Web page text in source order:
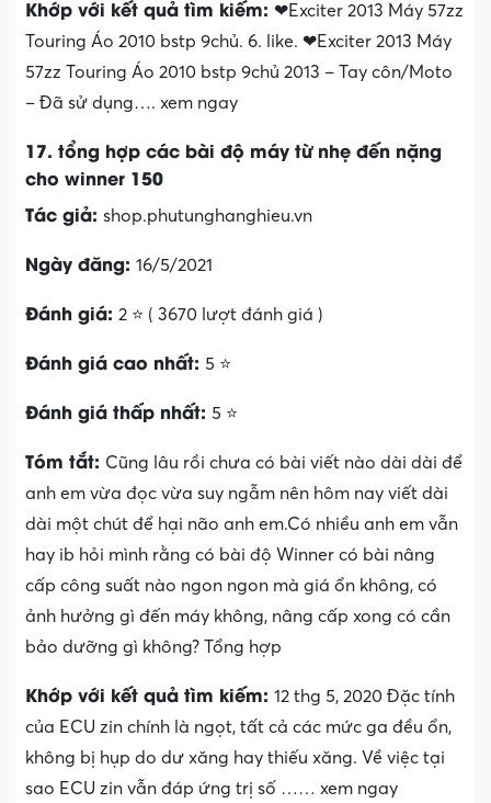
Khớp với kết quả tìm kiếm: ❤Exciter 2013 Máy 57zz
Touring Áo 2010 bstp 9chủ. 6. like. ❤Exciter 2013 Máy
57zz Touring Áo 2010 bstp 9chủ 2013 – Tay côn/Moto
– Đã sử dụng…. xem ngay
17. tổng hợp các bài độ máy từ nhẹ đến nặng
cho winner 150
Tác giả: shop.phutunghanghieu.vn
Ngày đăng: 16/5/2021
Đánh giá: 2 ⭐ ( 3670 lượt đánh giá )
Đánh giá cao nhất: 5 ⭐
Đánh giá thấp nhất: 5 ⭐
Tóm tắt: Cũng lâu rồi chưa có bài viết nào dài dài để
anh em vừa đọc vừa suy ngẫm nên hôm nay viết dài
dài một chút để hại não anh em.Có nhiều anh em vẫn
hay ib hỏi mình rằng có bài độ Winner có bài nâng
cấp công suất nào ngon ngon mà giá ổn không, có
ảnh hưởng gì đến máy không, nâng cấp xong có cần
bảo dưỡng gì không? Tổng hợp
Khớp với kết quả tìm kiếm: 12 thg 5, 2020 Đặc tính
của ECU zin chính là ngọt, tất cả các mức ga đều ổn,
không bị hụp do dư xăng hay thiếu xăng. Về việc tại
sao ECU zin vẫn đáp ứng trị số …… xem ngay